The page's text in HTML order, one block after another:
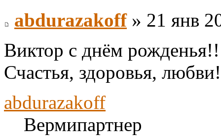
abdurazakoff» 21 янв
Виктор с днём
Счастья, здоровья, любви!
abdurazakoff
Вермипартнер